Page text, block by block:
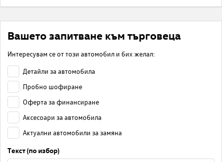
Вашето запитване към търговеца
Интересувам се от този автомобил и бих желал:
Детайли за автомобила
Пробно шофиране
Оферта за финансиране
Аксесоари за автомобила
Актуални автомобили за замяна
Текст (по избор)